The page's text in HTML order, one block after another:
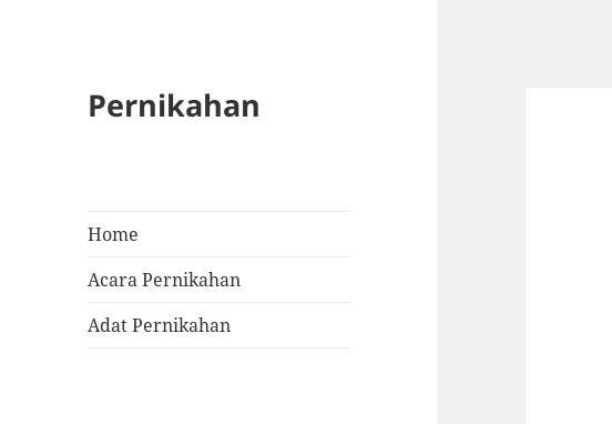
Pernikahan
Home
Acara Pernikahan
Adat Pernikahan